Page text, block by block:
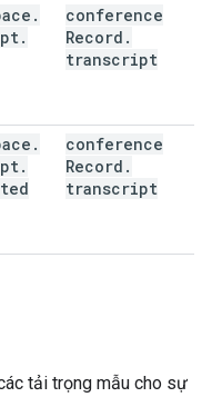
.
.
conference
Record .
transcript
.
.
conference
Record .
transcript
tải trọng mẫu cho sự